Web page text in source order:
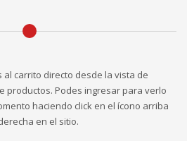
al carrito directo desde la vista de
productos. Podes ingresar para verlo
haciendo click en el ícono arriba
en el sitio.